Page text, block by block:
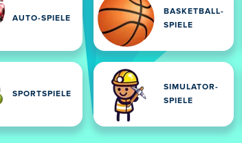
AUTO-SPIELE
BASKETBALL-
SPIELE
SPORTSPIELE
SIMULATOR-
SPIELE